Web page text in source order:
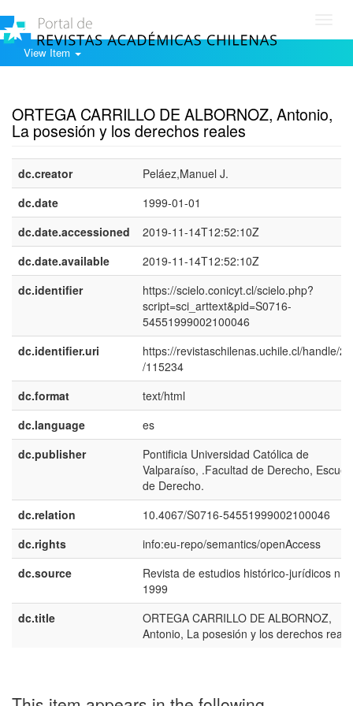
View Item
ORTEGA CARRILLO DE ALBORNOZ, Antonio,
La posesión y los derechos reales
dc.creator
Peláez,Manuel J.
dc.date
1999-01-01
dc.date.accessioned
2019-11-14T12:52:10Z
dc.date.available
2019-11-14T12:52:10Z
dc.identifier
https://scielo.conicyt.cl/scielo.php?
script=sci_arttext&pid=S0716-
54551999002100046
dc.identifier.uri
https://revistaschilenas.uchile.cl/handle/
/115234
dc.format
text/html
dc.language
es
dc.publisher
Pontificia Universidad Católica de
Valparaíso, .Facultad de Derecho,
de Derecho.
dc.relation
10.4067/S0716-54551999002100046
dc.rights
info:eu-repo/semantics/openAccess
dc.source
Revista de estudios histórico-jurídicos
1999
dc.title
ORTEGA CARRILLO DE ALBORNOZ,
Antonio, La posesión y los derechos